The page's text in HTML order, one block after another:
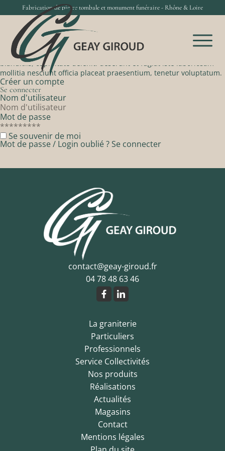
Fabrication de pierre tombale et monument funéraire - Rhône & Loire
> Se connecter
Se connecter
Nouvel utilisateur ?
Lorem ipsum dolor sit amet, consectetur adipisicing elit.
Aspernatur fuga ipsum magni voluptates! Assumenda aut
blanditiis, cupiditate deleniti deserunt et fugiat iste laboriosam
mollitia nesciunt officia placeat praesentium, tenetur voluptatum.
Créer un compte
Se connecter
Nom d'utilisateur
Mot de passe
Se souvenir de moi
Mot de passe / Login oublié ? Se connecter
contact@geay-giroud.fr
04 78 48 63 46
La graniterie
Particuliers
Professionnels
Service Collectivités
Nos produits
Réalisations
Actualités
Magasins
Contact
Mentions légales